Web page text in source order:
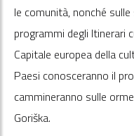
le comunità, nonché
programmi degli Itinerari
Capitale europea della
Paesi conosceranno il
cammineranno sulle
Goriška.